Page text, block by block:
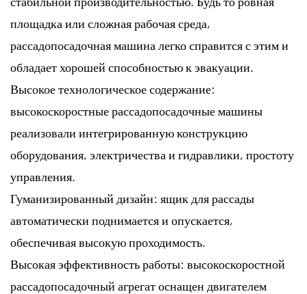
площадка или сложная рабочая среда,
рассадопосадочная машина легко справится с этим и
обладает хорошей способностью к эвакуации.
Высокое технологическое содержание:
высокоскоростные рассадопосадочные машины
реализовали интегрированную конструкцию
оборудования, электричества и гидравлики, простоту
управления.
Гуманизированный дизайн: ящик для рассады
автоматически поднимается и опускается,
обеспечивая высокую проходимость.
Высокая эффективность работы: высокоскоростной
рассадопосадочный агрегат оснащен двигателем